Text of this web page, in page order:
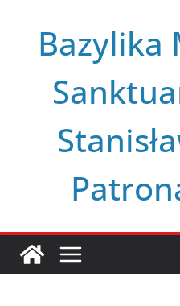
Bazylika